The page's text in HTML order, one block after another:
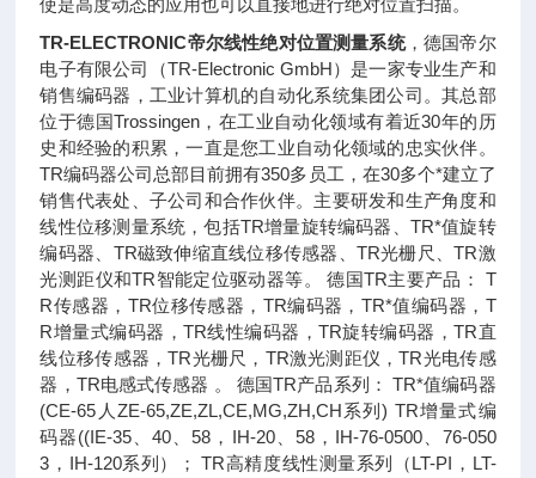
使是高度动态的应用也可以直接地进行绝对位置扫描。
TR-ELECTRONIC帝尔线性绝对位置测量系统，德国帝尔
电子有限公司（TR-Electronic GmbH）是一家专业生产和
销售编码器，工业计算机的自动化系统集团公司。其总部
位于德国Trossingen，在工业自动化领域有着近30年的历
史和经验的积累，一直是您工业自动化领域的忠实伙伴。
TR编码器公司总部目前拥有350多员工，在30多个*建立了
销售代表处、子公司和合作伙伴。主要研发和生产角度和
线性位移测量系统，包括TR增量旋转编码器、TR*值旋转
编码器、TR磁致伸缩直线位移传感器、TR光栅尺、TR激
光测距仪和TR智能定位驱动器等。 德国TR主要产品： T
R传感器，TR位移传感器，TR编码器，TR*值编码器，T
R增量式编码器，TR线性编码器，TR旋转编码器，TR直
线位移传感器，TR光栅尺，TR激光测距仪，TR光电传感
器，TR电感式传感器 。 德国TR产品系列： TR*值编码器
(CE-65人ZE-65,ZE,ZL,CE,MG,ZH,CH系列) TR增量式编
码器((IE-35、40、58，IH-20、58，IH-76-0500、76-050
3，IH-120系列）； TR高精度线性测量系列（LT-PI，LT-